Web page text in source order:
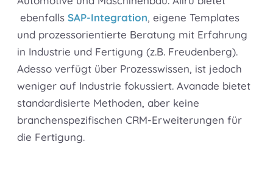
ebenfalls SAP-Integration, eigene Templates
und prozessorientierte Beratung mit Erfahrung
in Industrie und Fertigung (z.B. Freudenberg).
Adesso verfügt über Prozesswissen, ist jedoch
weniger auf Industrie fokussiert. Avanade bietet
standardisierte Methoden, aber keine
branchenspezifischen CRM-Erweiterungen für
die Fertigung.